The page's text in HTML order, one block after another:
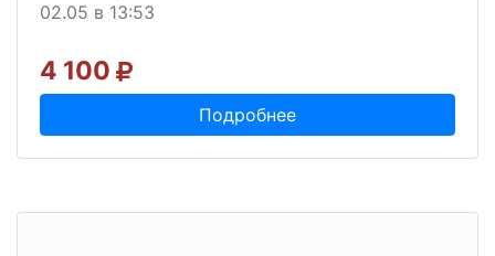
02.05 в 13:53
4 100
Подробнее